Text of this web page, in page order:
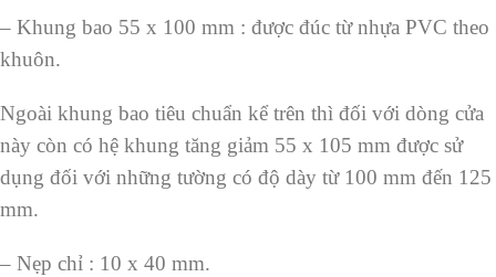
– Khung bao 55 x 100 mm : được đúc từ nhựa PVC theo
khuôn.
Ngoài khung bao tiêu chuẩn kể trên thì đối với dòng cửa
này còn có hệ khung tăng giảm 55 x 105 mm được sử
dụng đối với những tường có độ dày từ 100 mm đến 125
mm.
– Nẹp chỉ : 10 x 40 mm.